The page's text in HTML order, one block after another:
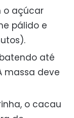
o açúcar
pálido e
até
massa deve
o cacau